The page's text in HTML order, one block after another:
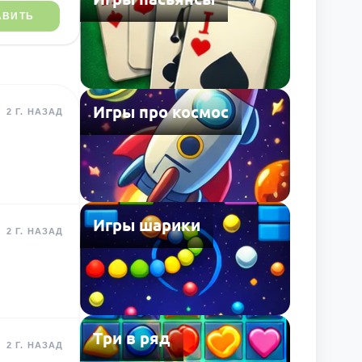
2 Г. НАЗАД
2 Г. НАЗАД
2 Г. НАЗАД
Игры про космос
Игры шарики
Три в ряд